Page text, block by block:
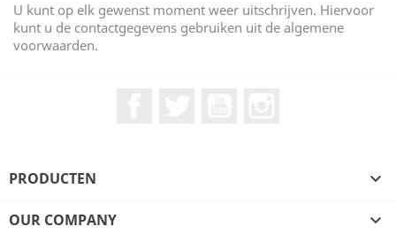
U kunt op elk gewenst moment weer uitschrijven. Hiervoor
kunt u de contactgegevens gebruiken uit de algemene
voorwaarden.
PRODUCTEN 
OUR COMPANY 